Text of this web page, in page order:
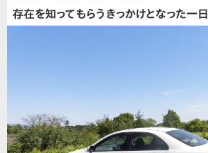
存在を知ってもらうきっかけとなった一日